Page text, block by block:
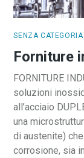
SENZA CATEGORIA
Forniture
FORNITURE
soluzioni
all’acciaio
una
di austenite)
corrosione, sia